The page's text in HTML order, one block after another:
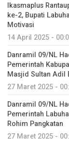
Ikasmaplus
ke-2, Bupati
Motivasi
14 April 2025 -
Danramil 09/NL
Pemerintah
Masjid Sultan Adil
27 Maret 2025 -
Danramil 09/NL
Pemerintah
Rohim Pangkatan
27 Maret 2025 -